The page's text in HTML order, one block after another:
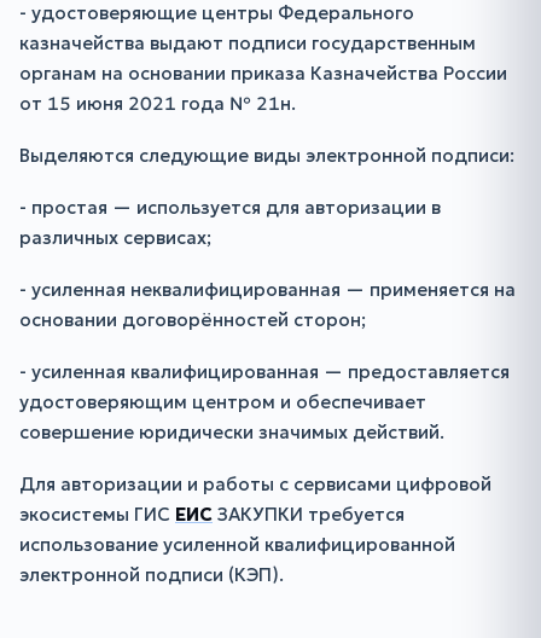
- удостоверяющие центры Федерального
казначейства выдают подписи государственным
органам на основании приказа Казначейства России
от 15 июня 2021 года № 21н.
Выделяются следующие виды электронной подписи:
- простая — используется для авторизации в
различных сервисах;
- усиленная неквалифицированная — применяется на
основании договорённостей сторон;
- усиленная квалифицированная — предоставляется
удостоверяющим центром и обеспечивает
совершение юридически значимых действий.
Для авторизации и работы с сервисами цифровой
экосистемы ГИС ЕИС ЗАКУПКИ требуется
использование усиленной квалифицированной
электронной подписи (КЭП).